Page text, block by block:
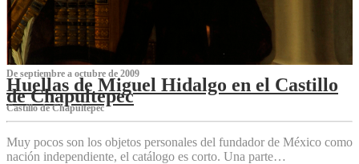
De septiembre a octubre de 2009
Huellas de Miguel Hidalgo en el Castillo
de Chapultepec
Castillo de Chapultepec
Muy pocos son los objetos personales del fundador de México como
nación independiente, el catálogo es corto. Una parte…